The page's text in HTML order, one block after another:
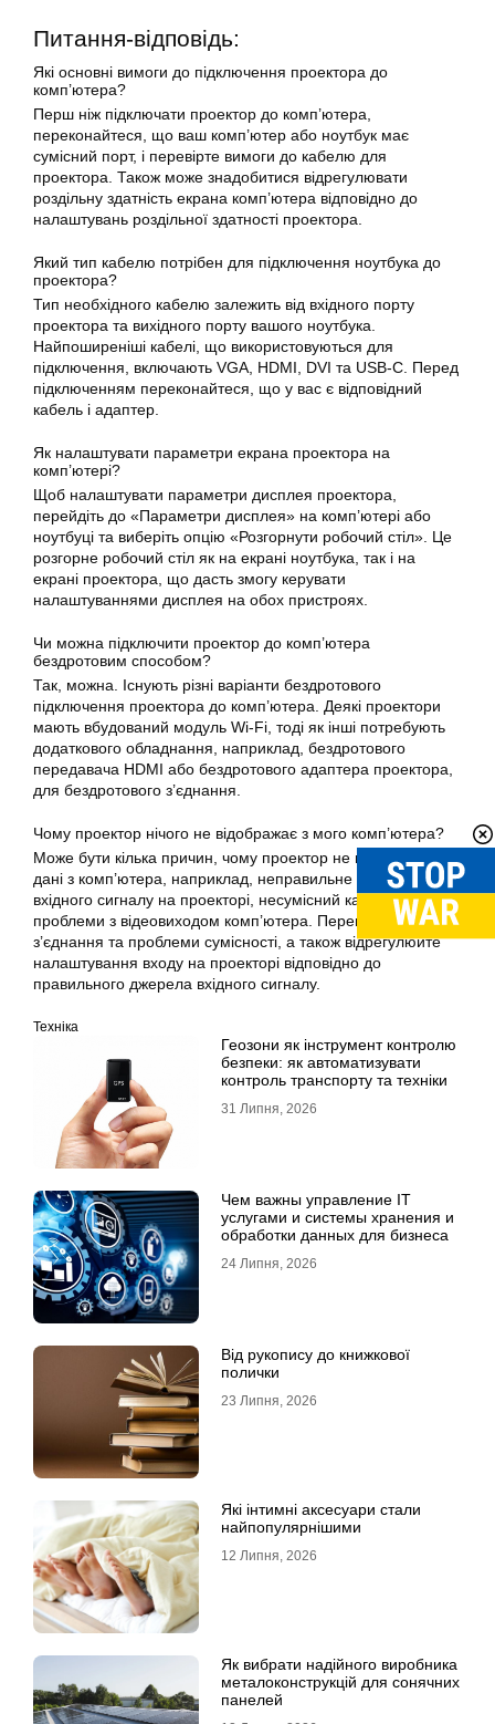
Питання-відповідь:
Які основні вимоги до підключення проектора до
комп’ютера?
Перш ніж підключати проектор до комп’ютера,
переконайтеся, що ваш комп’ютер або ноутбук має
сумісний порт, і перевірте вимоги до кабелю для
проектора. Також може знадобитися відрегулювати
роздільну здатність екрана комп’ютера відповідно до
налаштувань роздільної здатності проектора.
Який тип кабелю потрібен для підключення ноутбука до
проектора?
Тип необхідного кабелю залежить від вхідного порту
проектора та вихідного порту вашого ноутбука.
Найпоширеніші кабелі, що використовуються для
підключення, включають VGA, HDMI, DVI та USB-C. Перед
підключенням переконайтеся, що у вас є відповідний
кабель і адаптер.
Як налаштувати параметри екрана проектора на
комп’ютері?
Щоб налаштувати параметри дисплея проектора,
перейдіть до «Параметри дисплея» на комп’ютері або
ноутбуці та виберіть опцію «Розгорнути робочий стіл». Це
розгорне робочий стіл як на екрані ноутбука, так і на
екрані проектора, що дасть змогу керувати
налаштуваннями дисплея на обох пристроях.
Чи можна підключити проектор до комп’ютера
бездротовим способом?
Так, можна. Існують різні варіанти бездротового
підключення проектора до комп’ютера. Деякі проектори
мають вбудований модуль Wi-Fi, тоді як інші потребують
додаткового обладнання, наприклад, бездротового
передавача HDMI або бездротового адаптера проектора,
для бездротового з’єднання.
Чому проектор нічого не відображає з мого комп’ютера?
Може бути кілька причин, чому проектор не відображає
дані з комп’ютера, наприклад, неправильне налаштування
вхідного сигналу на проекторі, несумісний кабель або
проблеми з відеовиходом комп’ютера. Перевірте всі
з’єднання та проблеми сумісності, а також відрегулюйте
налаштування входу на проекторі відповідно до
правильного джерела вхідного сигналу.
Техніка
Геозони як інструмент контролю
безпеки: як автоматизувати
контроль транспорту та техніки
31 Липня, 2026
Чем важны управление IT
услугами и системы хранения и
обработки данных для бизнеса
24 Липня, 2026
Від рукопису до книжкової
полички
23 Липня, 2026
Які інтимні аксесуари стали
найпопулярнішими
12 Липня, 2026
Як вибрати надійного виробника
металоконструкцій для сонячних
панелей